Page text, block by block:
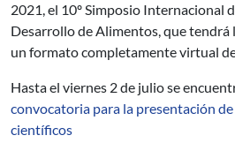
2021, el 10º Simposio Internacional
Desarrollo de Alimentos, que tendrá
un formato completamente virtual
Hasta el viernes 2 de julio se
convocatoria para la presentación
científicos